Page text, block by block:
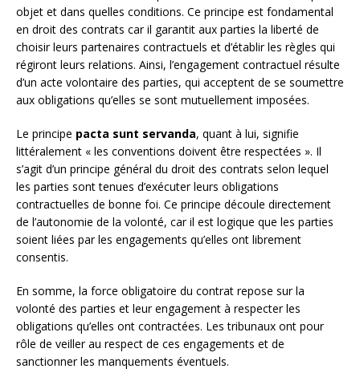
objet et dans quelles conditions. Ce principe est fondamental
en droit des contrats car il garantit aux parties la liberté de
choisir leurs partenaires contractuels et d’établir les règles qui
régiront leurs relations. Ainsi, l’engagement contractuel résulte
d’un acte volontaire des parties, qui acceptent de se soumettre
aux obligations qu’elles se sont mutuellement imposées.
Le principe pacta sunt servanda, quant à lui, signifie
littéralement « les conventions doivent être respectées ». Il
s’agit d’un principe général du droit des contrats selon lequel
les parties sont tenues d’exécuter leurs obligations
contractuelles de bonne foi. Ce principe découle directement
de l’autonomie de la volonté, car il est logique que les parties
soient liées par les engagements qu’elles ont librement
consentis.
En somme, la force obligatoire du contrat repose sur la
volonté des parties et leur engagement à respecter les
obligations qu’elles ont contractées. Les tribunaux ont pour
rôle de veiller au respect de ces engagements et de
sanctionner les manquements éventuels.